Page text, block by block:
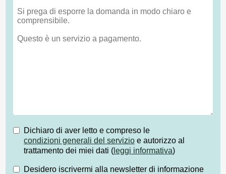
Dichiaro di aver letto e compreso le
condizioni generali del servizio e autorizzo al
trattamento dei miei dati ( leggi informativa)
Desidero iscrivermi alla newsletter di informazione